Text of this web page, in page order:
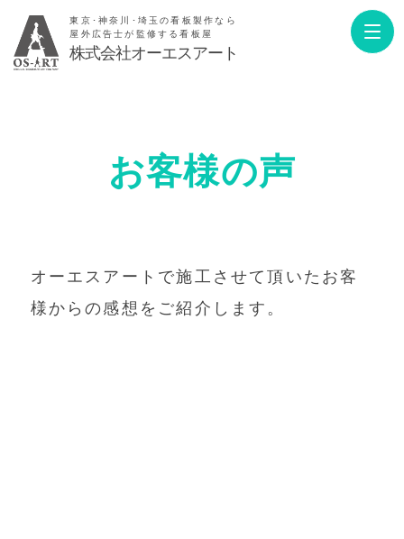
東京･神奈川･埼玉の看板製作なら
屋外広告士が監修する看板屋
株式会社オーエスアート
お客様の声
オーエスアートで施工させて頂いたお客
様からの感想をご紹介します。